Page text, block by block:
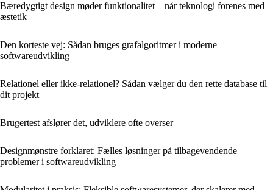
Bæredygtigt design møder funktionalitet – når teknologi forenes med
æstetik
Den korteste vej: Sådan bruges grafalgoritmer i moderne
softwareudvikling
Relationel eller ikke-relationel? Sådan vælger du den rette database til
dit projekt
Brugertest afslører det, udviklere ofte overser
Designmønstre forklaret: Fælles løsninger på tilbagevendende
problemer i softwareudvikling